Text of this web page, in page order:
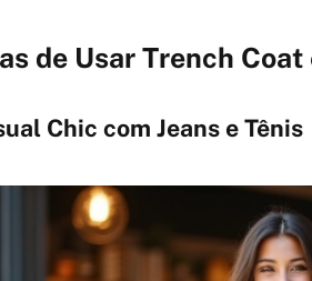
de Usar Trench
Chic com Jeans e Tênis